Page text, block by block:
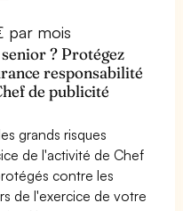
par mois
? Protégez
responsabilité
de publicité
grands risques
de l'activité de Chef
contre les
de l'exercice de votre